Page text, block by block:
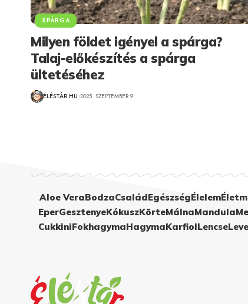
SPÁRGA
Milyen földet igényel a spárga?
Talaj-előkészítés a spárga
ültetéséhez
ÉLÉSTÁR.HU 2025. SZEPTEMBER 9.
Aloe VeraBodzaCsaládEgészségÉlelem
EperGesztenyeKókuszKörteMálnaMandula
CukkiniFokhagymaHagymaKarfiolLencse